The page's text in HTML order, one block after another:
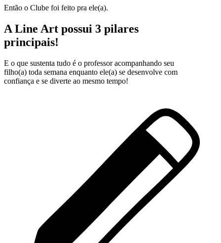
Então o Clube foi feito pra ele(a).
A Line Art possui 3 pilares
principais!
E o que sustenta tudo é o professor acompanhando seu
filho(a) toda semana enquanto ele(a) se desenvolve com
confiança e se diverte ao mesmo tempo!